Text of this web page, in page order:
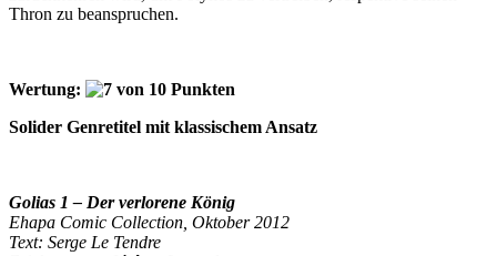
Thron zu beanspruchen.
Wertung:
Solider Genretitel mit klassischem Ansatz
Golias 1 – Der verlorene König
Ehapa Comic Collection, Oktober 2012
Text: Serge Le Tendre